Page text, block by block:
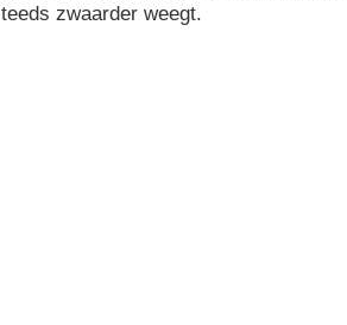
zwaarder weegt.